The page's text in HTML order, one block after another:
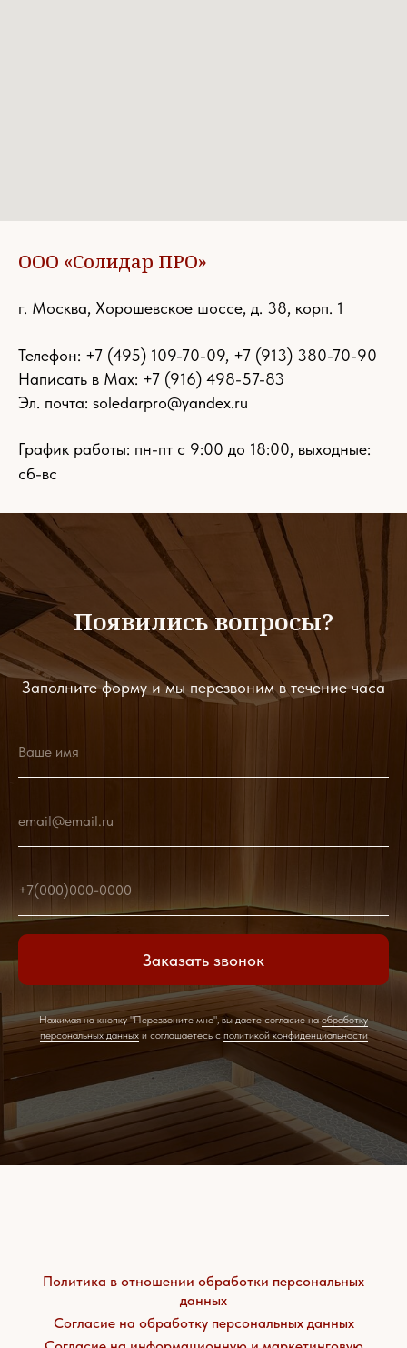
ООО «Солидар ПРО»
г. Москва, Хорошевское шоссе, д. 38, корп. 1
Телефон: +7 (495) 109-70-09, +7 (913) 380-70-90
Написать в Max: +7 (916) 498-57-83
Эл. почта: soledarpro@yandex.ru
График работы: пн-пт с 9:00 до 18:00, выходные:
сб-вс
Появились вопросы?
Заполните форму и мы перезвоним в течение часа
Ваше имя
email@email.ru
+7(000)000-0000
Заказать звонок
Нажимая на кнопку "Перезвоните мне", вы даете согласие наобработку
персональных данныхи соглашаетесь c политикой конфиденциальности
Политика в отношении обработки персональных
данных
Согласие на обработку персональных данных